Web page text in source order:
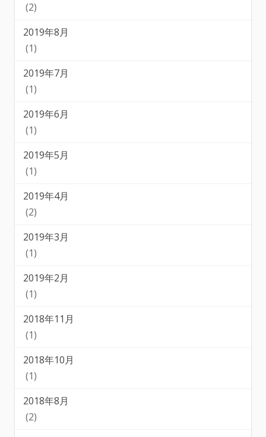
(2)
2019年8月
(1)
2019年7月
(1)
2019年6月
(1)
2019年5月
(1)
2019年4月
(2)
2019年3月
(1)
2019年2月
(1)
2018年11月
(1)
2018年10月
(1)
2018年8月
(2)